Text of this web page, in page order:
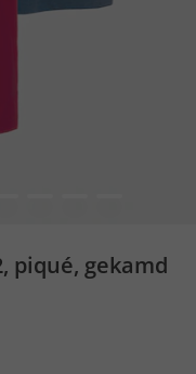
piqué, gekamd